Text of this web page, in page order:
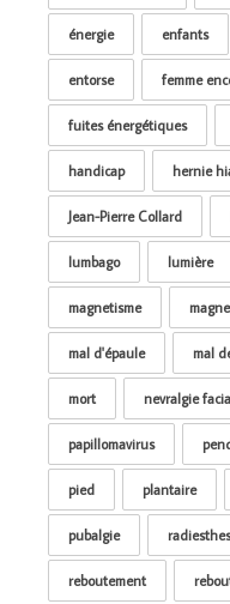
énergie enfants
entorse femme
fuites énergétiques
handicap hernie
Jean-Pierre Collard
lumbago lumière
magnetisme
mal d'épaule mal
mort nevralgie
papillomavirus
pied plantaire
pubalgie
reboutement